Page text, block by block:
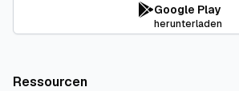
Google Play
herunterladen
Ressourcen